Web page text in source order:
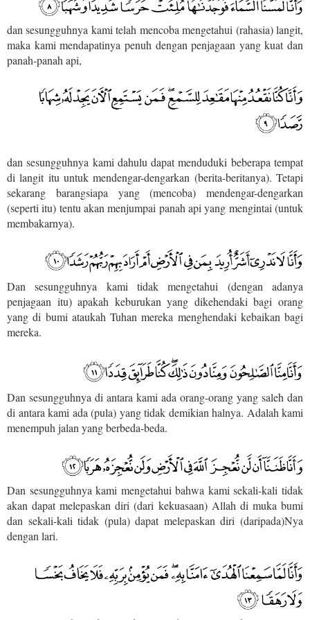
dan sesungguhnya kami telah mencoba mengetahui (rahasia) langit,
maka kami mendapatinya penuh dengan penjagaan yang kuat dan
panah-panah api,
dan sesungguhnya kami dahulu dapat menduduki beberapa tempat
di langit itu untuk mendengar-dengarkan (berita-beritanya). Tetapi
sekarang barangsiapa yang (mencoba) mendengar-dengarkan
(seperti itu) tentu akan menjumpai panah api yang mengintai (untuk
membakarnya).
Dan sesungguhnya kami tidak mengetahui (dengan adanya
penjagaan itu) apakah keburukan yang dikehendaki bagi orang
yang di bumi ataukah Tuhan mereka menghendaki kebaikan bagi
mereka.
Dan sesungguhnya di antara kami ada orang-orang yang saleh dan
di antara kami ada (pula) yang tidak demikian halnya. Adalah kami
menempuh jalan yang berbeda-beda.
Dan sesungguhnya kami mengetahui bahwa kami sekali-kali tidak
akan dapat melepaskan diri (dari kekuasaan) Allah di muka bumi
dan sekali-kali tidak (pula) dapat melepaskan diri (daripada)Nya
dengan lari.